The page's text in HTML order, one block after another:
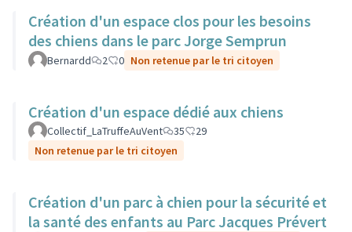
Création d'un espace clos pour les besoins
des chiens dans le parc Jorge Semprun
Bernardd 2 0 Non retenue par le tri citoyen
Création d'un espace dédié aux chiens
Collectif_LaTruffeAuVent 35
29
Non retenue par le tri citoyen
Création d'un parc à chien pour la sécurité et
la santé des enfants au Parc Jacques Prévert